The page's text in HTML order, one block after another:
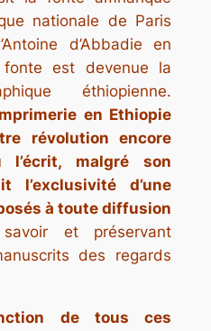
nationale de Paris
d’Abbadie en
fonte est devenue la
éthiopienne.
en Ethiopie
révolution encore
malgré son
l’exclusivité d’une
à toute diffusion
et préservant
des regards
de tous ces